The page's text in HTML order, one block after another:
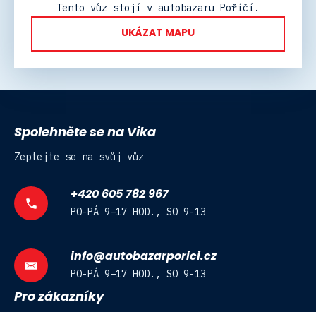
Tento vůz stojí v autobazaru Poříčí.
UKÁZAT MAPU
Spolehněte se na Vika
Zeptejte se na svůj vůz
+420 605 782 967
PO-PÁ 9–17 HOD., SO 9-13
info@autobazarporici.cz
PO-PÁ 9–17 HOD., SO 9-13
Pro zákazníky